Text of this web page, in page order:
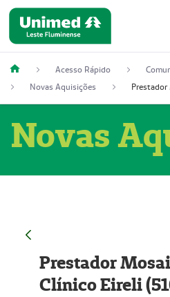
Acesso Rápido
Novas Aquisições
Novas
Prestador
Clínico Eireli